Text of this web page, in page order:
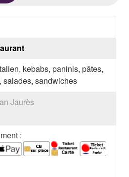
kebabs, paninis, pâtes,
salades, sandwiches
Jaurès
: